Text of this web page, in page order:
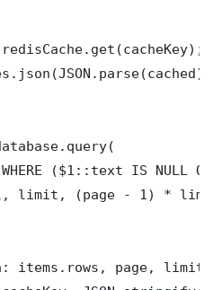
($1::text IS NULL
limit, (page - 1) *
items.rows, page,